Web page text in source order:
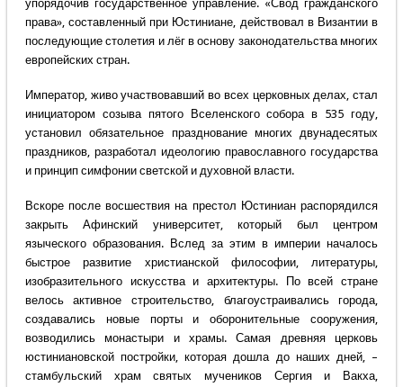
упорядочив государственное управление. «Свод гражданского
права», составленный при Юстиниане, действовал в Византии в
последующие столетия и лёг в основу законодательства многих
европейских стран.
Император, живо участвовавший во всех церковных делах, стал
инициатором созыва пятого Вселенского собора в 535 году,
установил обязательное празднование многих двунадесятых
праздников, разработал идеологию православного государства
и принцип симфонии светской и духовной власти.
Вскоре после восшествия на престол Юстиниан распорядился
закрыть Афинский университет, который был центром
языческого образования. Вслед за этим в империи началось
быстрое развитие христианской философии, литературы,
изобразительного искусства и архитектуры. По всей стране
велось активное строительство, благоустраивались города,
создавались новые порты и оборонительные сооружения,
возводились монастыри и храмы. Самая древняя церковь
юстиниановской постройки, которая дошла до наших дней, –
стамбульский храм святых мучеников Сергия и Вакха,